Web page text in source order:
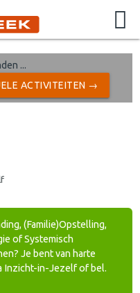
...
ACTIVITEITEN →
(Familie)Opstelling,
of Systemisch
Je bent van harte
Inzicht-in-Jezelf of bel.